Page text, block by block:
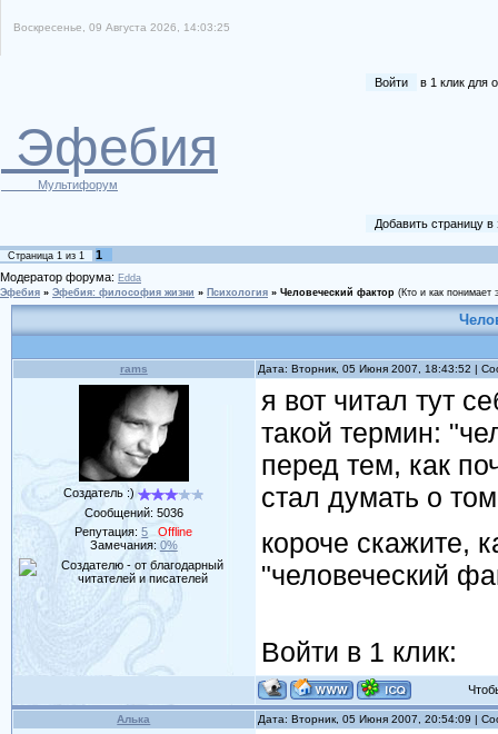
Воскресенье, 09 Августа 2026, 14:03:25
Войти в 1 клик для
Эфебия
Мультифорум
Добавить страницу
Страница 1 из 1
1
Модератор форума: Edda
Эфебия » Эфебия: философия жизни » Психология » Человеческий фактор (Кто и как понимает
rams Дата: Вторник, 05 Июня 2007, 18:43:52 |
Создатель :)
Сообщений: 5036
Репутация:5
Offline
Замечания: 0%
я вот читал тут
такой термин:
перед тем, как
стал думать о
короче скажите,
"человеческий
Войти в 1 клик:
Алька Дата: Вторник, 05 Июня 2007, 20:54:09 |